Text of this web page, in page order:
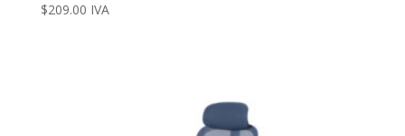
$209.00 IVA